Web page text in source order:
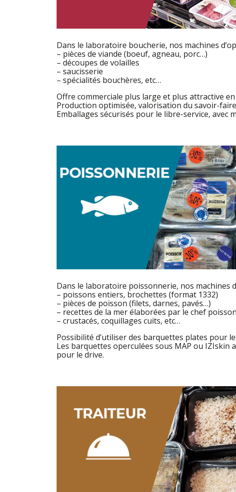
Dans le laboratoire boucherie, nos machines
– pièces de viande (boeuf, agneau, porc…)
– découpes de volailles
– saucisserie
– spécialités bouchères, etc…
Offre commerciale plus large et plus attractive
Production optimisée, valorisation du savoir-
Emballages sécurisés pour le libre-service, avec
Dans le laboratoire poissonnerie, nos machines
– poissons entiers, brochettes (format 1332)
– pièces de poisson (filets, darnes, pavés…)
– recettes de la mer élaborées par le chef
– crustacés, coquillages cuits, etc…
Possibilité d’utiliser des barquettes plates pour
Les barquettes operculées sous MAP ou IZIskin
pour le drive.